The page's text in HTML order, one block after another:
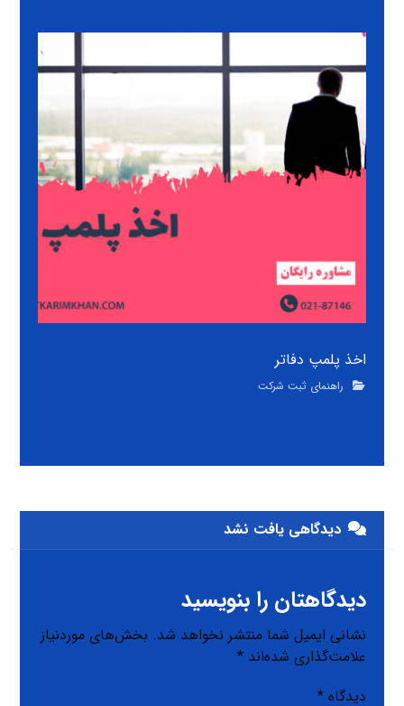
اخذ پلمپ دفاتر
راهنمای ثبت شرکت
دیدگاهی یافت نشد
دیدگاهتان را بنویسید
نشانی ایمیل شما منتشر نخواهد شد. بخش‌های موردنیاز
علامت‌گذاری شده‌اند*
دیدگاه*